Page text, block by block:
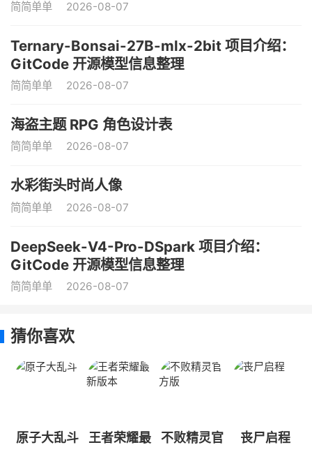
简简单单 2026-08-07
Ternary-Bonsai-27B-mlx-2bit 项目介绍：
GitCode 开源模型信息整理
简简单单 2026-08-07
海盗主题 RPG 角色设计表
简简单单 2026-08-07
水彩街头时尚人像
简简单单 2026-08-07
DeepSeek-V4-Pro-DSpark 项目介绍：
GitCode 开源模型信息整理
简简单单 2026-08-07
猜你喜欢
原子大乱斗
王者荣耀最
不败精灵官
丧尸启程